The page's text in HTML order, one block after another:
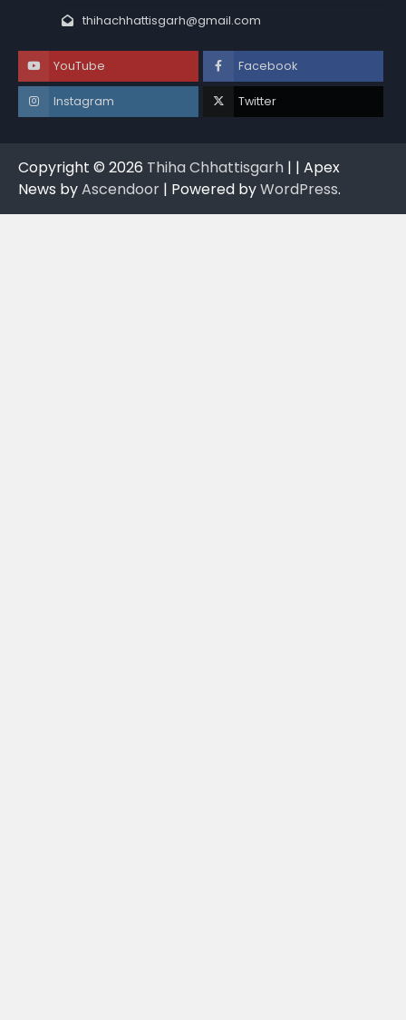
thihachhattisgarh@gmail.com
YouTube Facebook
Instagram Twitter
Copyright © 2026 Thiha Chhattisgarh | | Apex
News byAscendoor | Powered byWordPress.